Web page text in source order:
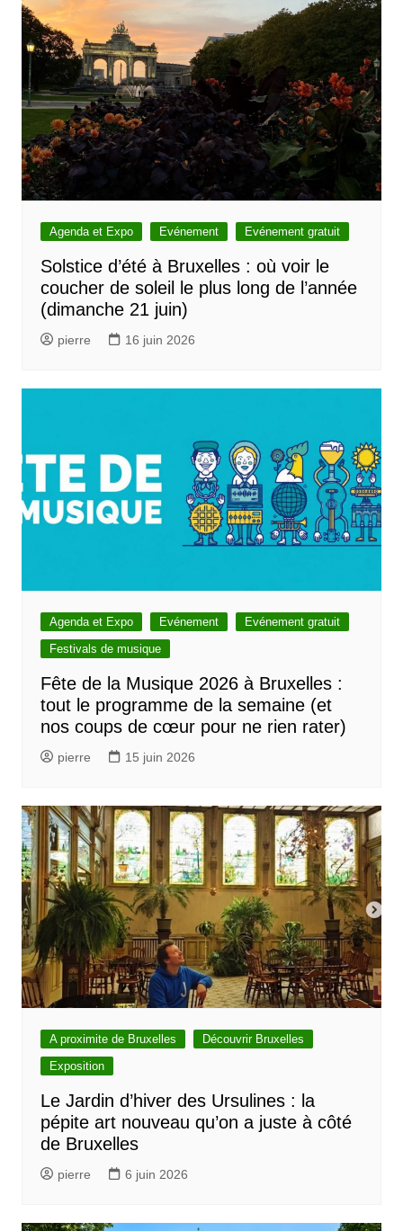
i
c
e
Agenda et Expo Evénement Evénement gratuit
Solstice d’été à Bruxelles : où voir le
coucher de soleil le plus long de l’année
(dimanche 21 juin)
pierre 16 juin 2026
Agenda et Expo Evénement
Evénement gratuit
Festivals de musique
Fête de la Musique 2026 à Bruxelles :
tout le programme de la semaine (et
nos coups de cœur pour ne rien rater)
pierre 15 juin 2026
A proximite de Bruxelles
Découvrir Bruxelles
Exposition
Le Jardin d’hiver des Ursulines : la
pépite art nouveau qu’on a juste à côté
de Bruxelles
pierre 6 juin 2026